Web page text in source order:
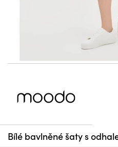
Bílé bavlněné šaty s